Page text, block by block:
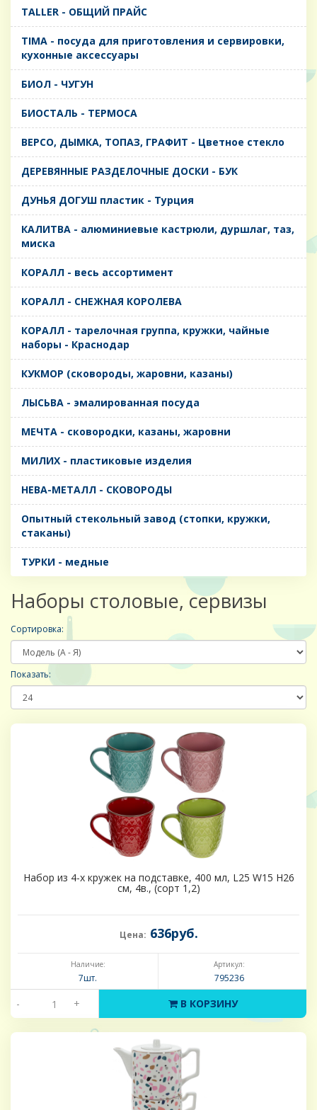
TALLER - ОБЩИЙ ПРАЙС
TIMA - посуда для приготовления и сервировки,
кухонные аксессуары
БИОЛ - ЧУГУН
БИОСТАЛЬ - ТЕРМОСА
ВЕРСО, ДЫМКА, ТОПАЗ, ГРАФИТ - Цветное стекло
ДЕРЕВЯННЫЕ РАЗДЕЛОЧНЫЕ ДОСКИ - БУК
ДУНЬЯ ДОГУШ пластик - Турция
КАЛИТВА - алюминиевые кастрюли, дуршлаг, таз,
миска
КОРАЛЛ - весь ассортимент
КОРАЛЛ - СНЕЖНАЯ КОРОЛЕВА
КОРАЛЛ - тарелочная группа, кружки, чайные
наборы - Краснодар
КУКМОР (сковороды, жаровни, казаны)
ЛЫСЬВА - эмалированная посуда
МЕЧТА - сковородки, казаны, жаровни
МИЛИХ - пластиковые изделия
НЕВА-МЕТАЛЛ - СКОВОРОДЫ
Опытный стекольный завод (стопки, кружки,
стаканы)
ТУРКИ - медные
Наборы столовые, сервизы
Сортировка:
Показать:
Набор из 4-х кружек на подставке, 400 мл, L25 W15 H26
см, 4в., (сорт 1,2)
Цена: 636руб.
Наличие:
7шт.
Артикул:
795236
- + В КОРЗИНУ